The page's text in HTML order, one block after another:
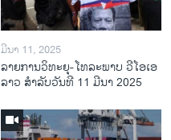
ມີນາ 11, 2025
ລາຍການວິ​ທະ​ຍຸ-ໂທ​ລະ​ພາບ ວີໂອເອ
ລາວ ສຳ​ລັບ​ວັນ​ທີ 11 ມີ​ນາ 2025